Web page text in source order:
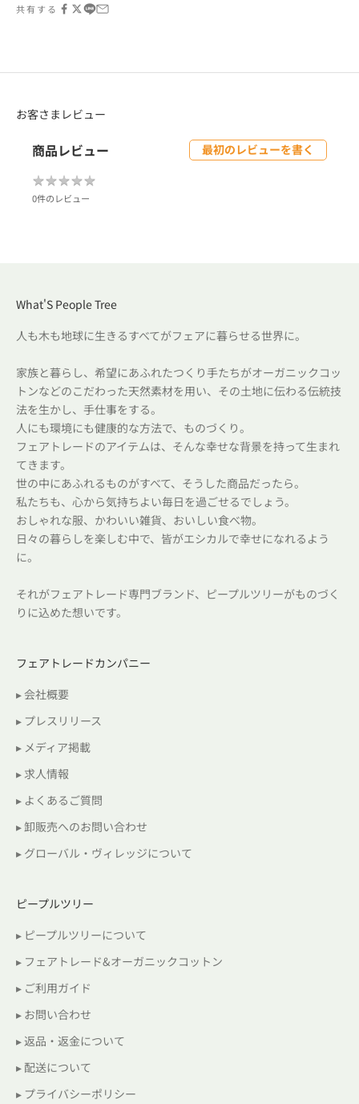
共有する
お客さまレビュー
商品レビュー 最初のレビューを書く
★★★★★
★★★★★
0件のレビュー
What'S People Tree
人も木も地球に生きるすべてがフェアに暮らせる世界に。
家族と暮らし、希望にあふれたつくり手たちがオーガニックコッ
トンなどのこだわった天然素材を用い、その土地に伝わる伝統技
法を生かし、手仕事をする。
人にも環境にも健康的な方法で、ものづくり。
フェアトレードのアイテムは、そんな幸せな背景を持って生まれ
てきます。
世の中にあふれるものがすべて、そうした商品だったら。
私たちも、心から気持ちよい毎日を過ごせるでしょう。
おしゃれな服、かわいい雑貨、おいしい食べ物。
日々の暮らしを楽しむ中で、皆がエシカルで幸せになれるよう
に。
それがフェアトレード専門ブランド、ピープルツリーがものづく
りに込めた想いです。
フェアトレードカンパニー
▸ 会社概要
▸ プレスリリース
▸ メディア掲載
▸ 求人情報
▸ よくあるご質問
▸ 卸販売へのお問い合わせ
▸ グローバル・ヴィレッジについて
ピープルツリー
▸ ピープルツリーについて
▸ フェアトレード&オーガニックコットン
▸ ご利用ガイド
▸ お問い合わせ
▸ 返品・返金について
▸ 配送について
▸ プライバシーポリシー